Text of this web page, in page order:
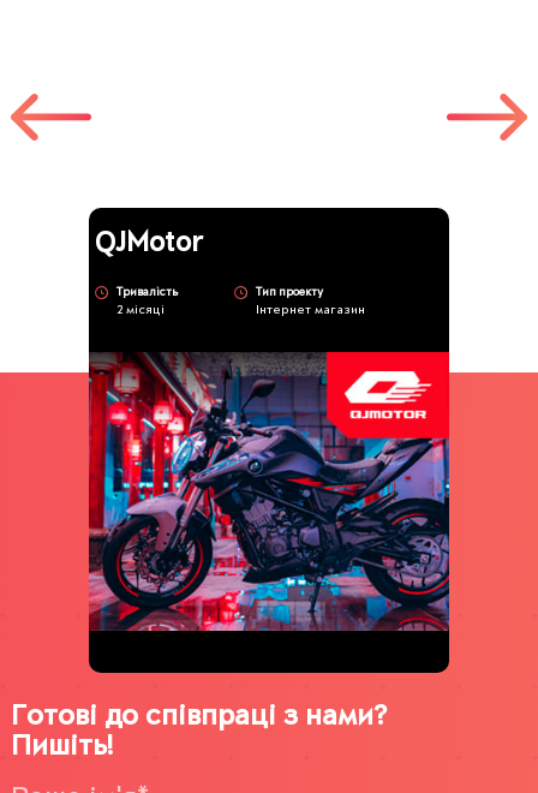
QJMotor
Тривалість
2 місяці
Тип проекту
Інтернет магазин
Готові до співпраці з нами?
Пишіть!